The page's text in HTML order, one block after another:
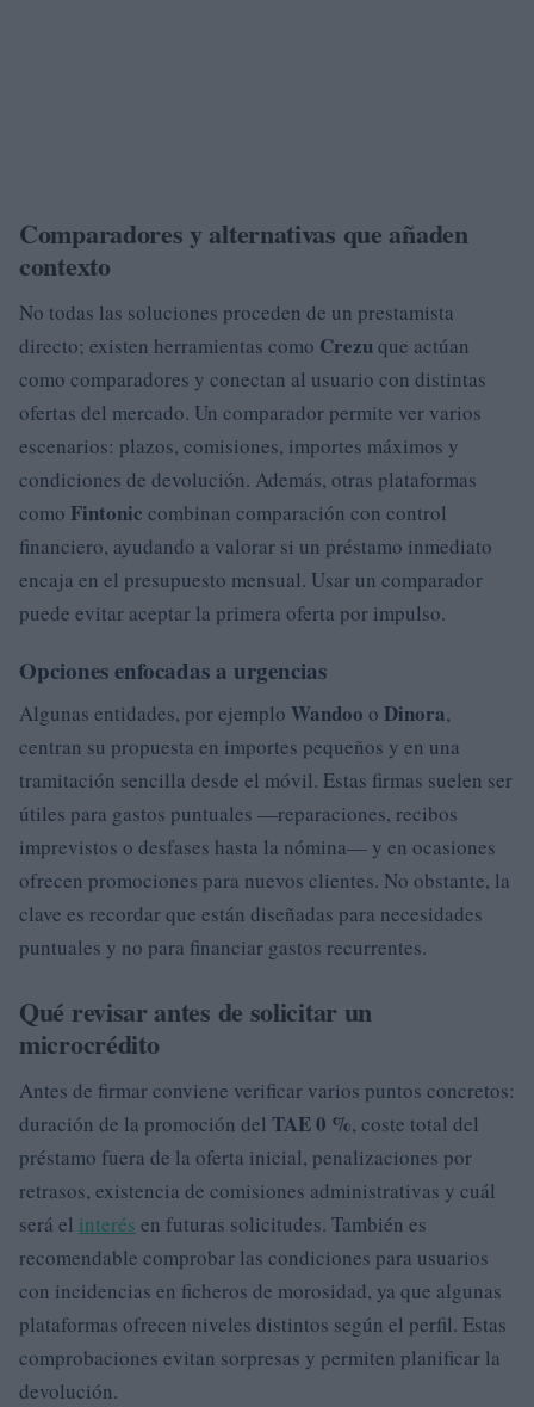
Comparadores y alternativas que añaden
contexto
No todas las soluciones proceden de un prestamista
directo; existen herramientas como Crezuque actúan
como comparadores y conectan al usuario con distintas
ofertas del mercado. Un comparador permite ver varios
escenarios: plazos, comisiones, importes máximos y
condiciones de devolución. Además, otras plataformas
como Fintonic combinan comparación con control
financiero, ayudando a valorar si un préstamo inmediato
encaja en el presupuesto mensual. Usar un comparador
puede evitar aceptar la primera oferta por impulso.
Opciones enfocadas a urgencias
Algunas entidades, por ejemplo Wandoo o Dinora,
centran su propuesta en importes pequeños y en una
tramitación sencilla desde el móvil. Estas firmas suelen ser
útiles para gastos puntuales —reparaciones, recibos
imprevistos o desfases hasta la nómina— y en ocasiones
ofrecen promociones para nuevos clientes. No obstante, la
clave es recordar que están diseñadas para necesidades
puntuales y no para financiar gastos recurrentes.
Qué revisar antes de solicitar un
microcrédito
Antes de firmar conviene verificar varios puntos concretos:
duración de la promoción del TAE 0 %, coste total del
préstamo fuera de la oferta inicial, penalizaciones por
retrasos, existencia de comisiones administrativas y cuál
será el interés en futuras solicitudes. También es
recomendable comprobar las condiciones para usuarios
con incidencias en ficheros de morosidad, ya que algunas
plataformas ofrecen niveles distintos según el perfil. Estas
comprobaciones evitan sorpresas y permiten planificar la
devolución.